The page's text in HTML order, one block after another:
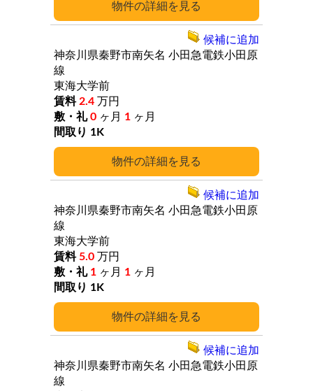
詳細
詳細
神奈川県秦野市南矢名 小田急電鉄小田原
線
東海大学前
2.4 万円
0 ヶ月 1 ヶ月
1K
候補に追加
詳細
神奈川県秦野市南矢名 小田急電鉄小田原
線
東海大学前
5.0 万円
1 ヶ月 1 ヶ月
1K
候補に追加
神奈川県秦野市南矢名 小田急電鉄小田原
線
候補に追加